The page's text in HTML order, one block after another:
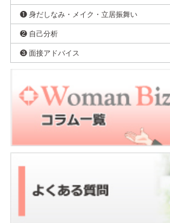
❶ 身だしなみ・メイク・立居振舞い
❷ 自己分析
❸ 面接アドバイス